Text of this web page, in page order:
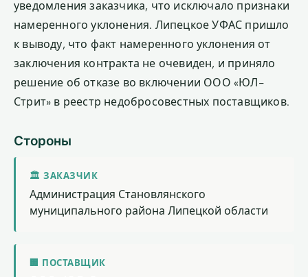
уведомления заказчика, что исключало признаки
намеренного уклонения. Липецкое УФАС пришло
к выводу, что факт намеренного уклонения от
заключения контракта не очевиден, и приняло
решение об отказе во включении ООО «ЮЛ-
Стрит» в реестр недобросовестных поставщиков.
Стороны
🏛 ЗАКАЗЧИК
Администрация Становлянского
муниципального района Липецкой области
🏢 ПОСТАВЩИК